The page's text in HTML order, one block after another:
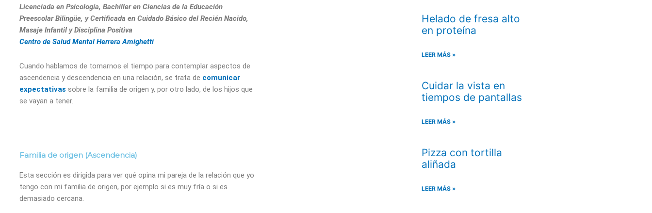
Licenciada en Psicología, Bachiller en Ciencias de la Educación
Preescolar Bilingüe, y Certificada en Cuidado Básico del Recién Nacido,
Masaje Infantil y Disciplina Positiva
Centro de Salud Mental Herrera Amighetti
Cuando hablamos de tomarnos el tiempo para contemplar aspectos de
ascendencia y descendencia en una relación, se trata de comunicar
expectativas sobre la familia de origen y, por otro lado, de los hijos que
se vayan a tener.
Familia de origen (Ascendencia)
Esta sección es dirigida para ver qué opina mi pareja de la relación que yo
tengo con mi familia de origen, por ejemplo si es muy fría o si es
demasiado cercana.
Helado de fresa alto
en proteína
LEER MÁS »
Cuidar la vista en
tiempos de pantallas
LEER MÁS »
Pizza con tortilla
aliñada
LEER MÁS »